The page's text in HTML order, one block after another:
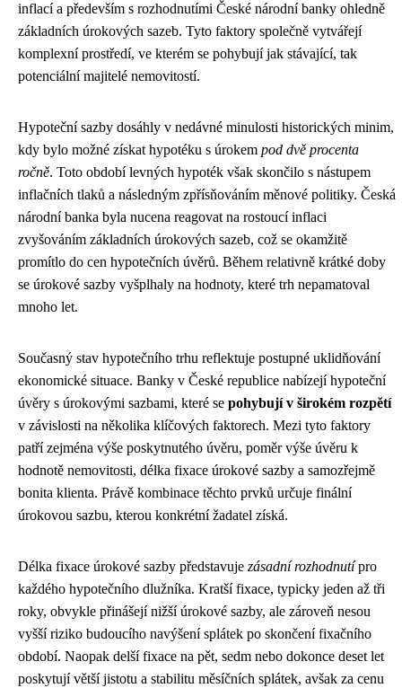
inflací a především s rozhodnutími České národní banky ohledně
základních úrokových sazeb. Tyto faktory společně vytvářejí
komplexní prostředí, ve kterém se pohybují jak stávající, tak
potenciální majitelé nemovitostí.
Hypoteční sazby dosáhly v nedávné minulosti historických minim,
kdy bylo možné získat hypotéku s úrokem pod dvě procenta
ročně. Toto období levných hypoték však skončilo s nástupem
inflačních tlaků a následným zpřísňováním měnové politiky. Česká
národní banka byla nucena reagovat na rostoucí inflaci
zvyšováním základních úrokových sazeb, což se okamžitě
promítlo do cen hypotečních úvěrů. Během relativně krátké doby
se úrokové sazby vyšplhaly na hodnoty, které trh nepamatoval
mnoho let.
Současný stav hypotečního trhu reflektuje postupné uklidňování
ekonomické situace. Banky v České republice nabízejí hypoteční
úvěry s úrokovými sazbami, které se pohybují v širokém rozpětí
v závislosti na několika klíčových faktorech. Mezi tyto faktory
patří zejména výše poskytnutého úvěru, poměr výše úvěru k
hodnotě nemovitosti, délka fixace úrokové sazby a samozřejmě
bonita klienta. Právě kombinace těchto prvků určuje finální
úrokovou sazbu, kterou konkrétní žadatel získá.
Délka fixace úrokové sazby představuje zásadní rozhodnutípro
každého hypotečního dlužníka. Kratší fixace, typicky jeden až tři
roky, obvykle přinášejí nižší úrokové sazby, ale zároveň nesou
vyšší riziko budoucího navýšení splátek po skončení fixačního
období. Naopak delší fixace na pět, sedm nebo dokonce deset let
poskytují větší jistotu a stabilitu měsíčních splátek, avšak za cenu